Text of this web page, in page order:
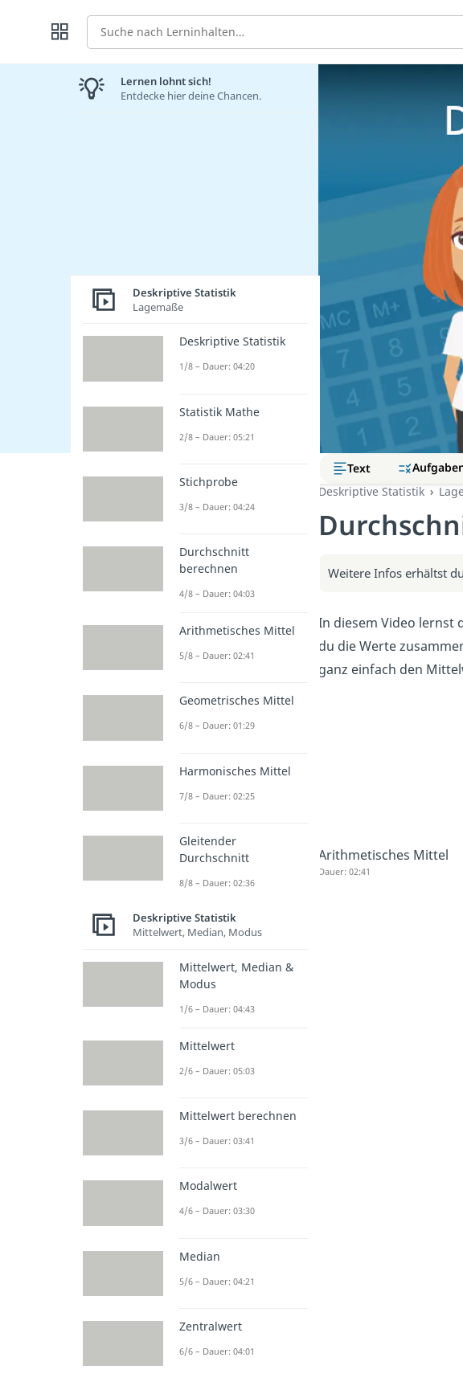
Suche
Text
Deskriptive Statistik
Weitere Infos erhältst
In diesem Video lernst
du die Werte
ganz einfach den
Arithmetisches Mittel
Dauer: 02:41
Lernen lohnt sich!
Entdecke hier deine Chancen.
Deskriptive Statistik
Lagemaße
Deskriptive Statistik
1/8 – Dauer: 04:20
Statistik Mathe
2/8 – Dauer: 05:21
Stichprobe
3/8 – Dauer: 04:24
Durchschnitt
berechnen
4/8 – Dauer: 04:03
Arithmetisches Mittel
5/8 – Dauer: 02:41
Geometrisches Mittel
6/8 – Dauer: 01:29
Harmonisches Mittel
7/8 – Dauer: 02:25
Gleitender
Durchschnitt
8/8 – Dauer: 02:36
Deskriptive Statistik
Mittelwert, Median, Modus
Mittelwert, Median &
Modus
1/6 – Dauer: 04:43
Mittelwert
2/6 – Dauer: 05:03
Mittelwert berechnen
3/6 – Dauer: 03:41
Modalwert
4/6 – Dauer: 03:30
Median
5/6 – Dauer: 04:21
Zentralwert
6/6 – Dauer: 04:01